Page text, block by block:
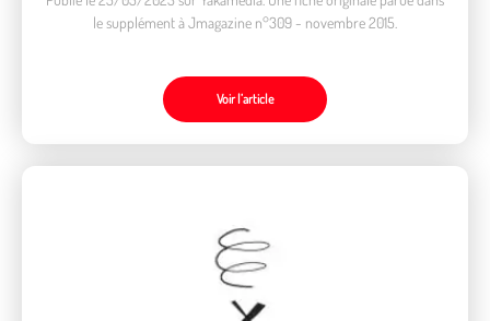
le supplément à Jmagazine n°309 - novembre 2015.
Voir l’article